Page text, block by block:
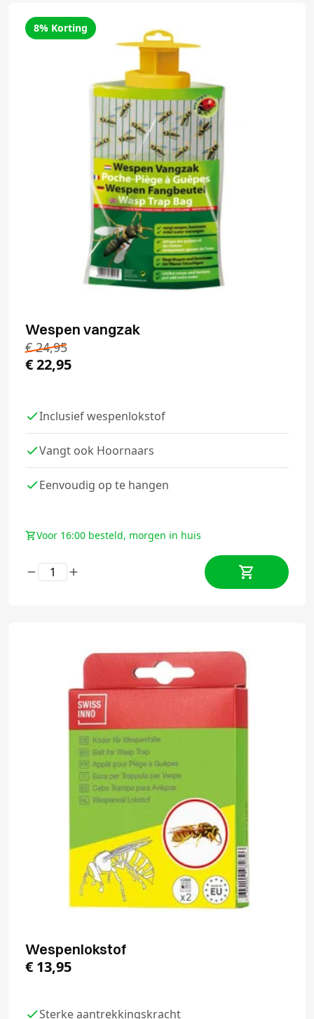
8% Korting
Wespen vangzak
€24,95
€22,95
Inclusief wespenlokstof
Vangt ook Hoornaars
Eenvoudig op te hangen
Voor 16:00 besteld, morgen in huis
Wespenlokstof
€ 13,95
Sterke aantrekkingskracht